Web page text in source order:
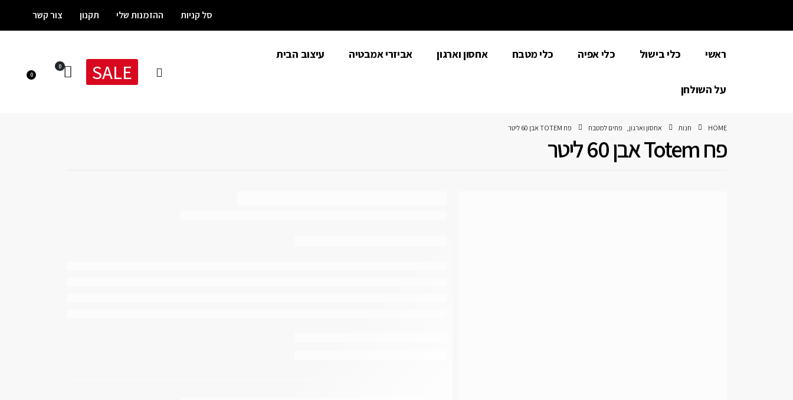
סל קניות ההזמנות שלי תקנון צור קשר
ראשי כלי בישול כלי אפיה כלי מטבח אחסון וארגון אביזרי אמבטיה עיצוב הבית
על השולחן
SALE
0
0
HOME חנות אחסון וארגון, פחים למטבח פח TOTEM אבן 60 ליטר
פח Totem אבן 60 ליטר